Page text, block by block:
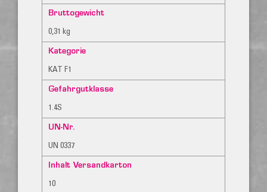
Bruttogewicht
0,31 kg
Kategorie
KAT F1
Gefahrgutklasse
1.4S
UN-Nr.
UN 0337
Inhalt Versandkarton
10